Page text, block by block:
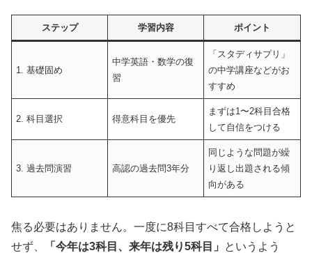
ステップ 学習内容 ポイント
1. 基礎固め
中学英語・数学の復
習
「スタディサプリ」
の中学講座などがお
すすめ
2. 科目選択 得意科目を優先
まずは1〜2科目合格
して自信をつける
3. 過去問演習 高認の過去問3年分
同じような問題が繰
り返し出題される傾
向がある
焦る必要はありません。一度に8科目すべて合格しようと
せず、
「今年は3科目、来年は残り5科目」
というよう